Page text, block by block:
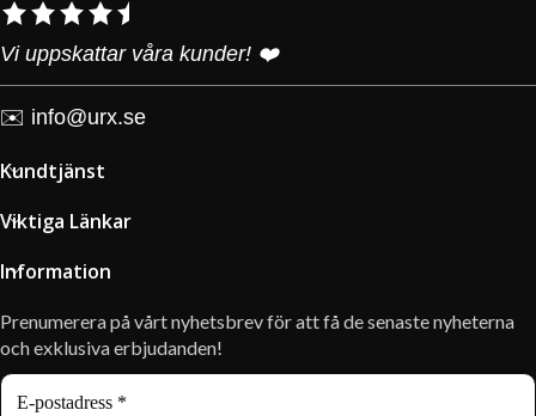
Vi uppskattar våra kunder! ❤️
✉️ info@urx.se
Kundtjänst
Viktiga Länkar
Information
Prenumerera på vårt nyhetsbrev för att få de senaste nyheterna
och exklusiva erbjudanden!